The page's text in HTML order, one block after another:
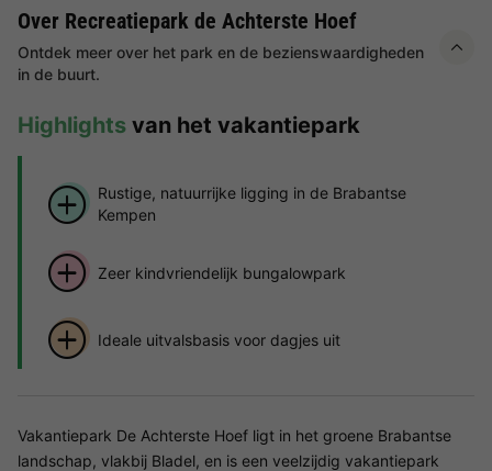
Over Recreatiepark de Achterste Hoef
Ontdek meer over het park en de bezienswaardigheden
in de buurt.
Highlights van het vakantiepark
Rustige, natuurrijke ligging in de Brabantse
Kempen
Zeer kindvriendelijk bungalowpark
Ideale uitvalsbasis voor dagjes uit
Vakantiepark De Achterste Hoef ligt in het groene Brabantse
landschap, vlakbij Bladel, en is een veelzijdig vakantiepark